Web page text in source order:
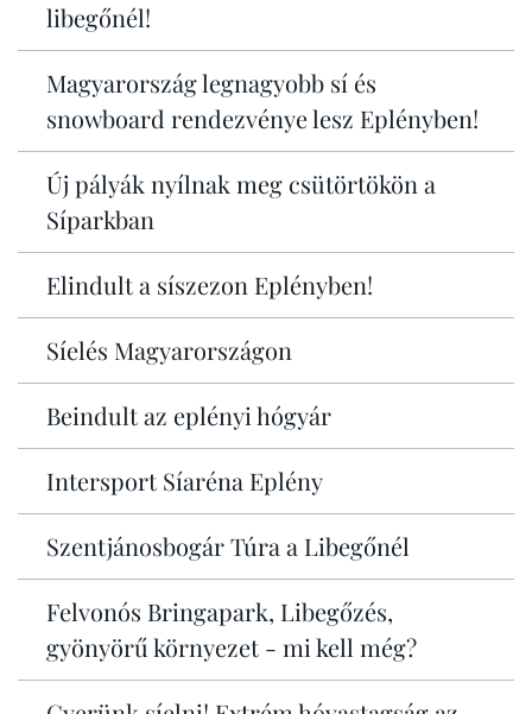
libegőnél!
Magyarország legnagyobb sí és
snowboard rendezvénye lesz Eplényben!
Új pályák nyílnak meg csütörtökön a
Síparkban
Elindult a síszezon Eplényben!
Síelés Magyarországon
Beindult az eplényi hógyár
Intersport Síaréna Eplény
Szentjánosbogár Túra a Libegőnél
Felvonós Bringapark, Libegőzés,
gyönyörű környezet - mi kell még?